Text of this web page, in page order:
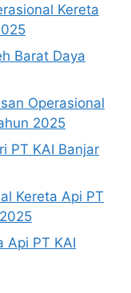
Kereta
Barat Daya
Operasional
2025
PT KAI Banjar
Kereta Api PT
Api PT KAI